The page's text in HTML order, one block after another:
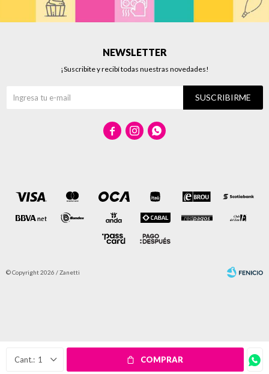
1 COMPRAR
NEWSLETTER
¡Suscribite y recibí todas nuestras novedades!
SUSCRIBIRME
  
© Copyright 2026 / Zanetti